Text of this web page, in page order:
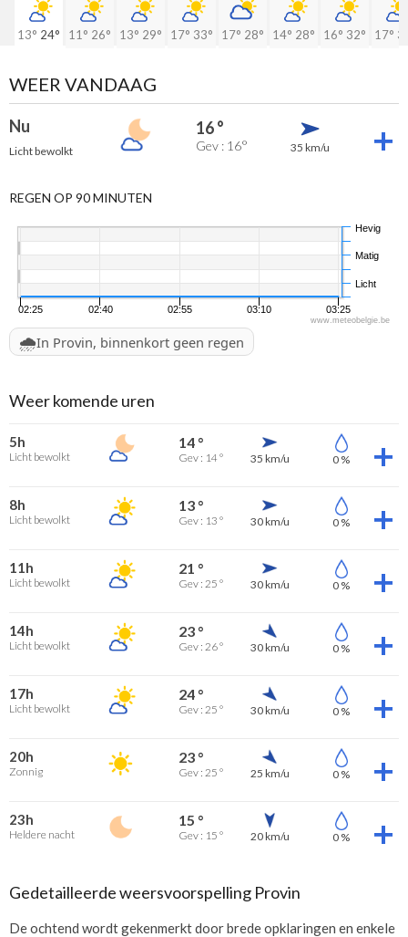
13° 24° 11° 26° 13° 29° 17° 33° 17° 28° 14° 28° 16° 32° 17°
WEER VANDAAG
Nu
Licht bewolkt
16 °
Gev : 16° 35 km/u
REGEN OP 90 MINUTEN
02:25 02:40 02:55 03:10 03:25
Licht
Matig
Hevig
www.meteobelgie.be
🌧️In Provin, binnenkort geen regen
Weer komende uren
5h
Licht bewolkt
14 °
Gev : 14 ° 35 km/u 0 %
8h
Licht bewolkt
13 °
Gev : 13 ° 30 km/u 0 %
11h
Licht bewolkt
21 °
Gev : 25 ° 30 km/u 0 %
14h
Licht bewolkt
23 °
Gev : 26 ° 30 km/u 0 %
17h
Licht bewolkt
24 °
Gev : 25 ° 30 km/u 0 %
20h
Zonnig
23 °
Gev : 25 ° 25 km/u 0 %
23h
Heldere nacht
15 °
Gev : 15 ° 20 km/u 0 %
Gedetailleerde weersvoorspelling Provin
De ochtend wordt gekenmerkt door brede opklaringen en enkele